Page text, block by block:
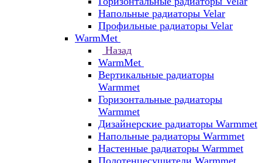
Напольные радиаторы Velar
Профильные радиаторы Velar
WarmMet
Назад
WarmMet
Вертикальные радиаторы
Warmmet
Горизонтальные радиаторы
Warmmet
Дизайнерские радиаторы Warmmet
Напольные радиаторы Warmmet
Настенные радиаторы Warmmet
Полотенцесушители Warmmet